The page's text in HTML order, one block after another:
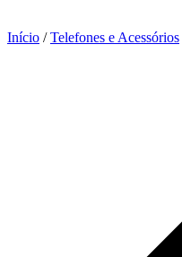
Início /Telefones e Acessórios